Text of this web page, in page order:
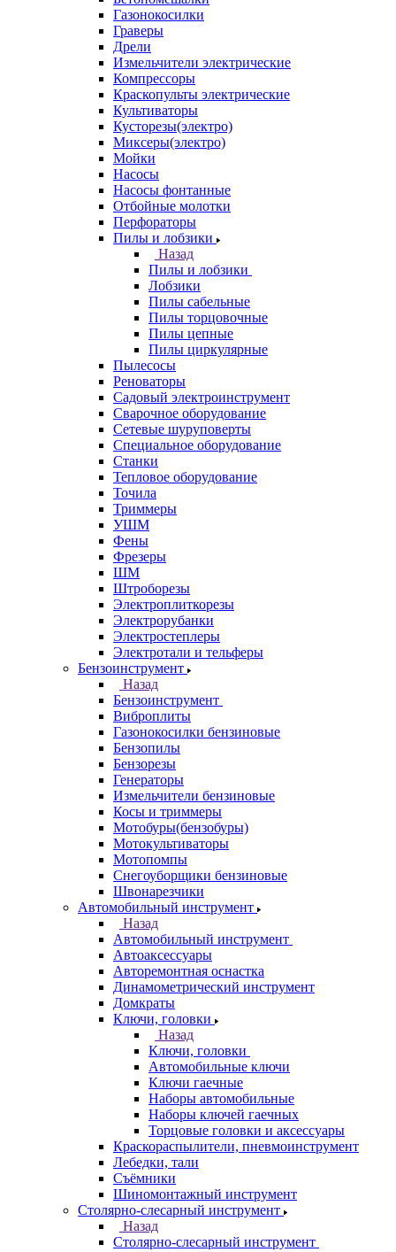
Газонокосилки
Граверы
Дрели
Измельчители электрические
Компрессоры
Краскопульты электрические
Культиваторы
Кусторезы(электро)
Миксеры(электро)
Мойки
Насосы
Насосы фонтанные
Отбойные молотки
Перфораторы
Пилы и лобзики
Назад
Пилы и лобзики
Лобзики
Пилы сабельные
Пилы торцовочные
Пилы цепные
Пилы циркулярные
Пылесосы
Реноваторы
Садовый электроинструмент
Сварочное оборудование
Сетевые шуруповерты
Специальное оборудование
Станки
Тепловое оборудование
Точила
Триммеры
УШМ
Фены
Фрезеры
ШМ
Штроборезы
Электроплиткорезы
Электрорубанки
Электростеплеры
Электротали и тельферы
Бензоинструмент
Назад
Бензоинструмент
Виброплиты
Газонокосилки бензиновые
Бензопилы
Бензорезы
Генераторы
Измельчители бензиновые
Косы и триммеры
Мотобуры(бензобуры)
Мотокультиваторы
Мотопомпы
Снегоуборщики бензиновые
Швонарезчики
Автомобильный инструмент
Назад
Автомобильный инструмент
Автоаксессуары
Авторемонтная оснастка
Динамометрический инструмент
Домкраты
Ключи, головки
Назад
Ключи, головки
Автомобильные ключи
Ключи гаечные
Наборы автомобильные
Наборы ключей гаечных
Торцовые головки и аксессуары
Краскораспылители, пневмоинструмент
Лебедки, тали
Съёмники
Шиномонтажный инструмент
Столярно-слесарный инструмент
Назад
Столярно-слесарный инструмент